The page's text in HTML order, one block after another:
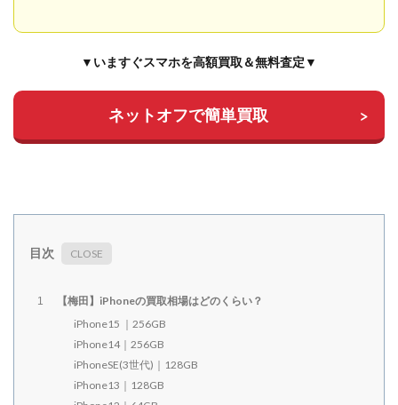
▼いますぐスマホを高額買取＆無料査定▼
ネットオフで簡単買取
目次
1
【梅田】iPhoneの買取相場はどのくらい？
iPhone15 ｜256GB
iPhone14｜256GB
iPhoneSE(3世代)｜128GB
iPhone13｜128GB